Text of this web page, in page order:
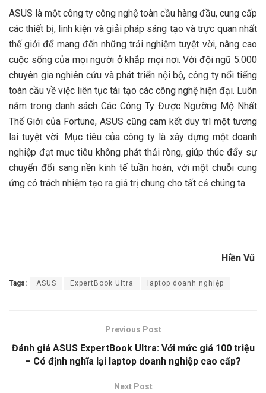
ASUS là một công ty công nghệ toàn cầu hàng đầu, cung cấp
các thiết bị, linh kiện và giải pháp sáng tạo và trực quan nhất
thế giới để mang đến những trải nghiệm tuyệt vời, nâng cao
cuộc sống của mọi người ở khắp mọi nơi. Với đội ngũ 5.000
chuyên gia nghiên cứu và phát triển nội bộ, công ty nổi tiếng
toàn cầu về việc liên tục tái tạo các công nghệ hiện đại. Luôn
nằm trong danh sách Các Công Ty Được Ngưỡng Mộ Nhất
Thế Giới của Fortune, ASUS cũng cam kết duy trì một tương
lai tuyệt vời. Mục tiêu của công ty là xây dựng một doanh
nghiệp đạt mục tiêu không phát thải ròng, giúp thúc đẩy sự
chuyển đổi sang nền kinh tế tuần hoàn, với một chuỗi cung
ứng có trách nhiệm tạo ra giá trị chung cho tất cả chúng ta.
Hiền Vũ
Tags: ASUS ExpertBook Ultra laptop doanh nghiệp
Previous Post
Đánh giá ASUS ExpertBook Ultra: Với mức giá 100 triệu
– Có định nghĩa lại laptop doanh nghiệp cao cấp?
Next Post